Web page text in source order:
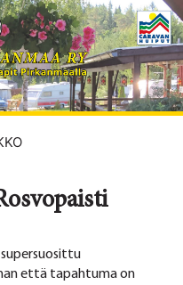
supersuosittu
että tapahtuma on